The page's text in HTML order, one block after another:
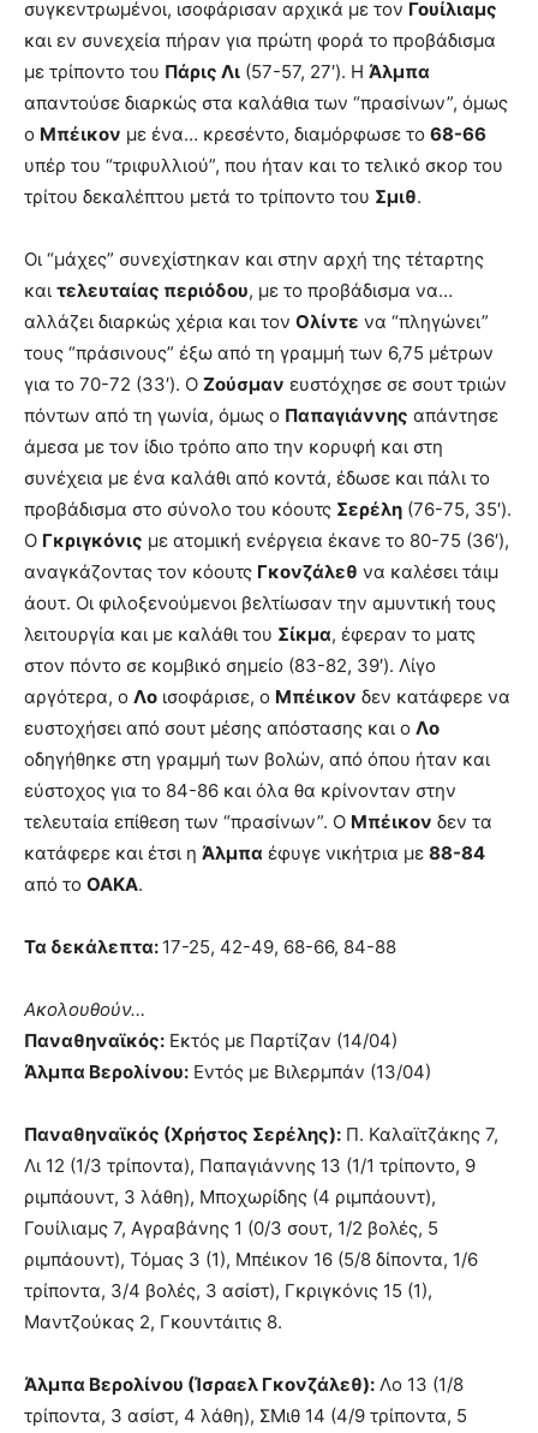
συγκεντρωμένοι, ισοφάρισαν αρχικά με τον Γουίλιαμς
και εν συνεχεία πήραν για πρώτη φορά το προβάδισμα
με τρίποντο του Πάρις Λι (57-57, 27′). Η Άλμπα
απαντούσε διαρκώς στα καλάθια των “πρασίνων”, όμως
ο Μπέικον με ένα… κρεσέντο, διαμόρφωσε το 68-66
υπέρ του “τριφυλλιού”, που ήταν και το τελικό σκορ του
τρίτου δεκαλέπτου μετά το τρίποντο του Σμιθ.
Οι “μάχες” συνεχίστηκαν και στην αρχή της τέταρτης
και τελευταίας περιόδου, με το προβάδισμα να…
αλλάζει διαρκώς χέρια και τον Ολίντε να “πληγώνει”
τους “πράσινους” έξω από τη γραμμή των 6,75 μέτρων
για το 70-72 (33′). Ο Ζούσμαν ευστόχησε σε σουτ τριών
πόντων από τη γωνία, όμως ο Παπαγιάννης απάντησε
άμεσα με τον ίδιο τρόπο απο την κορυφή και στη
συνέχεια με ένα καλάθι από κοντά, έδωσε και πάλι το
προβάδισμα στο σύνολο του κόουτς Σερέλη (76-75, 35′).
Ο Γκριγκόνις με ατομική ενέργεια έκανε το 80-75 (36′),
αναγκάζοντας τον κόουτς Γκονζάλεθ να καλέσει τάιμ
άουτ. Οι φιλοξενούμενοι βελτίωσαν την αμυντική τους
λειτουργία και με καλάθι του Σίκμα, έφεραν το ματς
στον πόντο σε κομβικό σημείο (83-82, 39′). Λίγο
αργότερα, ο Λο ισοφάρισε, ο Μπέικον δεν κατάφερε να
ευστοχήσει από σουτ μέσης απόστασης και ο Λο
οδηγήθηκε στη γραμμή των βολών, από όπου ήταν και
εύστοχος για το 84-86 και όλα θα κρίνονταν στην
τελευταία επίθεση των “πρασίνων”. Ο Μπέικον δεν τα
κατάφερε και έτσι η Άλμπα έφυγε νικήτρια με 88-84
από το ΟΑΚΑ.
Τα δεκάλεπτα: 17-25, 42-49, 68-66, 84-88
Ακολουθούν…
Παναθηναϊκός: Εκτός με Παρτίζαν (14/04)
Άλμπα Βερολίνου: Εντός με Βιλερμπάν (13/04)
Παναθηναϊκός (Χρήστος Σερέλης): Π. Καλαϊτζάκης 7,
Λι 12 (1/3 τρίποντα), Παπαγιάννης 13 (1/1 τρίποντο, 9
ριμπάουντ, 3 λάθη), Μποχωρίδης (4 ριμπάουντ),
Γουίλιαμς 7, Αγραβάνης 1 (0/3 σουτ, 1/2 βολές, 5
ριμπάουντ), Τόμας 3 (1), Μπέικον 16 (5/8 δίποντα, 1/6
τρίποντα, 3/4 βολές, 3 ασίστ), Γκριγκόνις 15 (1),
Μαντζούκας 2, Γκουντάιτις 8.
Άλμπα Βερολίνου (Ίσραελ Γκονζάλεθ): Λο 13 (1/8
τρίποντα, 3 ασίστ, 4 λάθη), ΣΜιθ 14 (4/9 τρίποντα, 5